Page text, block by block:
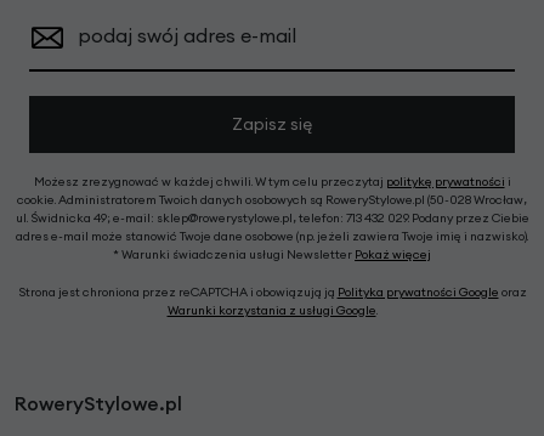
podaj swój adres e-mail
Zapisz się
Możesz zrezygnować w każdej chwili. W tym celu przeczytaj politykę prywatności i
cookie. Administratorem Twoich danych osobowych są RoweryStylowe.pl (50-028 Wrocław,
ul. Świdnicka 49; e-mail: sklep@rowerystylowe.pl, telefon: 713 432 029. Podany przez Ciebie
adres e-mail może stanowić Twoje dane osobowe (np. jeżeli zawiera Twoje imię i nazwisko).
* Warunki świadczenia usługi Newsletter Pokaż więcej
Strona jest chroniona przez reCAPTCHA i obowiązują ją Polityka prywatności Google oraz
Warunki korzystania z usługi Google.
RoweryStylowe.pl